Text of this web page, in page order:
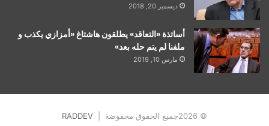
ديسمبر 20, 2018
أساتذة «التعاقد» يطلقون هاشتاغ «أمزازي يكذب و
ملفنا لم يتم حله بعد»
مارس 10, 2019
© 2026جميع الحقوق محفوضة | RADDEV